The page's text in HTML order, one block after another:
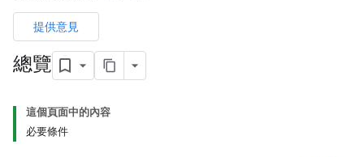
提供意見
總覽
這個頁面中的內容
必要條件